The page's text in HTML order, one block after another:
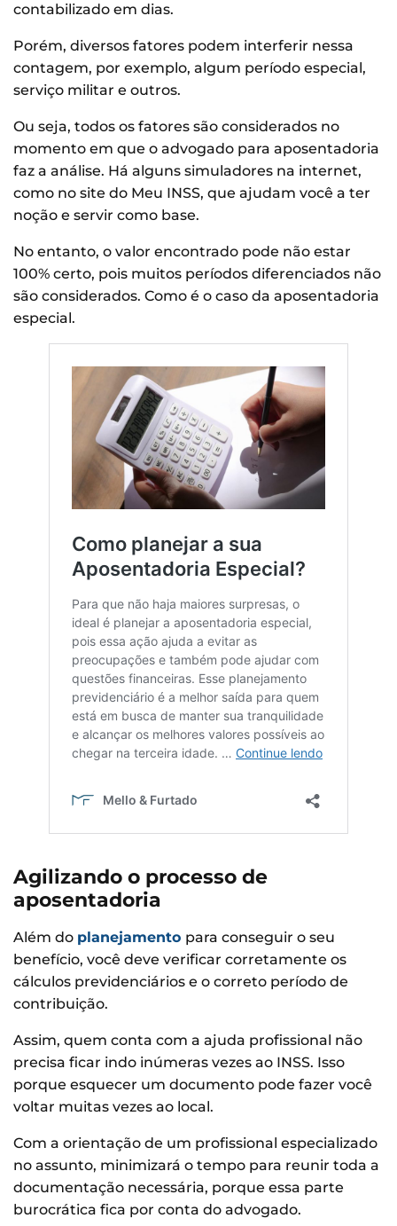
contabilizado em dias.
Porém, diversos fatores podem interferir nessa
contagem, por exemplo, algum período especial,
serviço militar e outros.
Ou seja, todos os fatores são considerados no
momento em que o advogado para aposentadoria
faz a análise. Há alguns simuladores na internet,
como no site do Meu INSS, que ajudam você a ter
noção e servir como base.
No entanto, o valor encontrado pode não estar
100% certo, pois muitos períodos diferenciados não
são considerados. Como é o caso da aposentadoria
especial.
Agilizando o processo de
aposentadoria
Além do planejamento para conseguir o seu
benefício, você deve verificar corretamente os
cálculos previdenciários e o correto período de
contribuição.
Assim, quem conta com a ajuda profissional não
precisa ficar indo inúmeras vezes ao INSS. Isso
porque esquecer um documento pode fazer você
voltar muitas vezes ao local.
Com a orientação de um profissional especializado
no assunto, minimizará o tempo para reunir toda a
documentação necessária, porque essa parte
burocrática fica por conta do advogado.